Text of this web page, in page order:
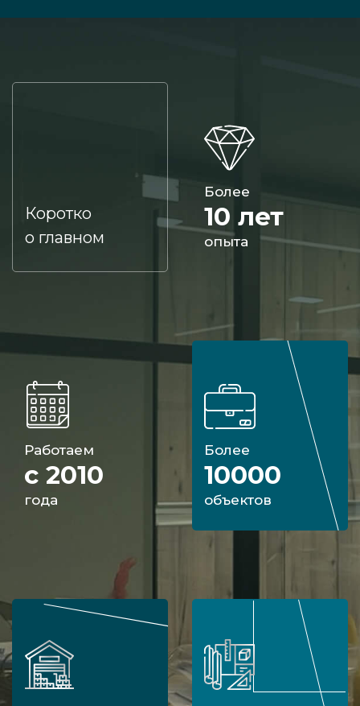
Коротко
о главном
Более
10 лет
опыта
Работаем
с 2010
года
Более
10000
объектов